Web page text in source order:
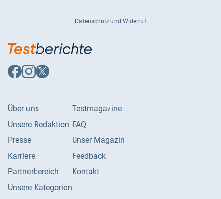
Datenschutz und Widerruf
Auf
Facebook
Auf
Instagram
Auf
X
Über uns
Unsere Redaktion
Presse
Karriere
Partnerbereich
Unsere Kategorien
Testmagazine
FAQ
Unser Magazin
Feedback
Kontakt